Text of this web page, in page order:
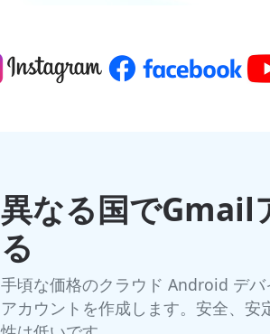
異なる国でGmail
る
手頃な価格のクラウド Android デ
アカウントを作成します。安全、